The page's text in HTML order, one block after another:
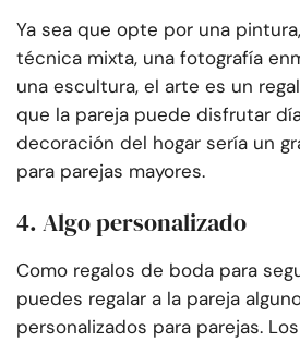
Ya sea que opte por una
técnica mixta, una fotografía
una escultura, el arte es un
que la pareja puede disfrutar
decoración del hogar sería un
para parejas mayores.
4. Algo personalizado
Como regalos de boda para
puedes regalar a la pareja
personalizados para parejas.